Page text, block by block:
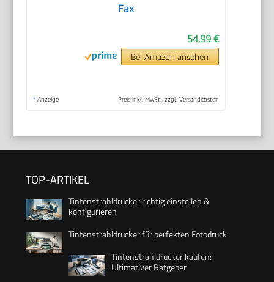
Fax
54,99 €
Bei Amazon ansehen
* Anzeige Preis inkl. MwSt., zzgl. Versandkosten
TOP-ARTIKEL
Tintenstrahldrucker richtig einstellen &
konfigurieren
Tintenstrahldrucker für perfekten Fotodruck
Tintenstrahldrucker kaufen:
Ultimativer Ratgeber